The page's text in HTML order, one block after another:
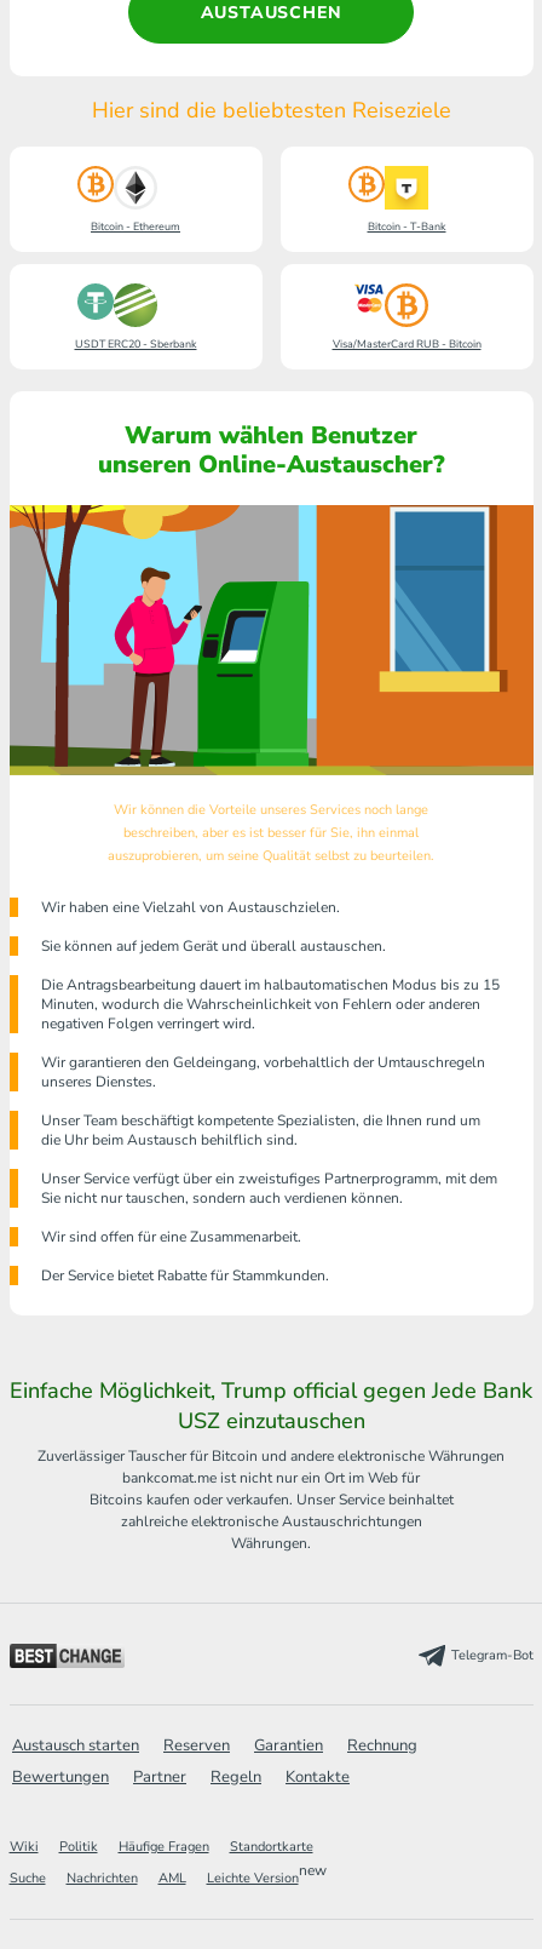
AUSTAUSCHEN
Hier sind die beliebtesten Reiseziele
Bitcoin - Ethereum Bitcoin - T-Bank
USDT ERC20 - Sberbank Visa/MasterCard RUB - Bitcoin
Warum wählen Benutzer
unseren Online-Austauscher?
Wir können die Vorteile unseres Services noch lange
beschreiben, aber es ist besser für Sie, ihn einmal
auszuprobieren, um seine Qualität selbst zu beurteilen.
Wir haben eine Vielzahl von Austauschzielen.
Sie können auf jedem Gerät und überall austauschen.
Die Antragsbearbeitung dauert im halbautomatischen Modus bis zu 15
Minuten, wodurch die Wahrscheinlichkeit von Fehlern oder anderen
negativen Folgen verringert wird.
Wir garantieren den Geldeingang, vorbehaltlich der Umtauschregeln
unseres Dienstes.
Unser Team beschäftigt kompetente Spezialisten, die Ihnen rund um
die Uhr beim Austausch behilflich sind.
Unser Service verfügt über ein zweistufiges Partnerprogramm, mit dem
Sie nicht nur tauschen, sondern auch verdienen können.
Wir sind offen für eine Zusammenarbeit.
Der Service bietet Rabatte für Stammkunden.
Einfache Möglichkeit, Trump official gegen Jede Bank
USZ einzutauschen
Zuverlässiger Tauscher für Bitcoin und andere elektronische Währungen
bankcomat.me ist nicht nur ein Ort im Web für
Bitcoins kaufen oder verkaufen. Unser Service beinhaltet
zahlreiche elektronische Austauschrichtungen
Währungen.
Telegram-Bot
Austausch starten Reserven Garantien
Rechnung
Bewertungen
Partner Regeln Kontakte
Wiki Politik Häufige Fragen
Standortkarte
Suche
Nachrichten AML Leichte Versionnew